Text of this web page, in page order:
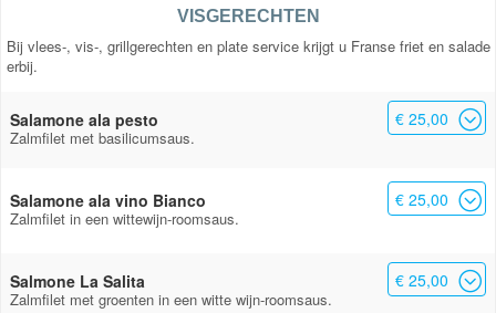
VISGERECHTEN
Bij vlees-, vis-, grillgerechten en plate service krijgt u Franse friet en salade
erbij.
Salamone ala pesto
Zalmfilet met basilicumsaus.
€ 25,00
Salamone ala vino Bianco
Zalmfilet in een wittewijn-roomsaus.
€ 25,00
Salmone La Salita
Zalmfilet met groenten in een witte wijn-roomsaus.
€ 25,00